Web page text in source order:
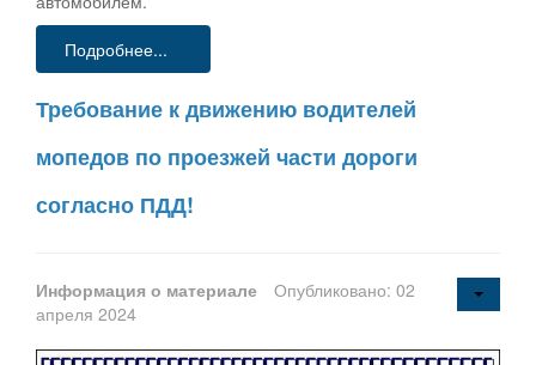
Подробнее...
Требование к движению водителей
мопедов по проезжей части дороги
согласно ПДД!
Информация о материале
Опубликовано: 02
апреля 2024